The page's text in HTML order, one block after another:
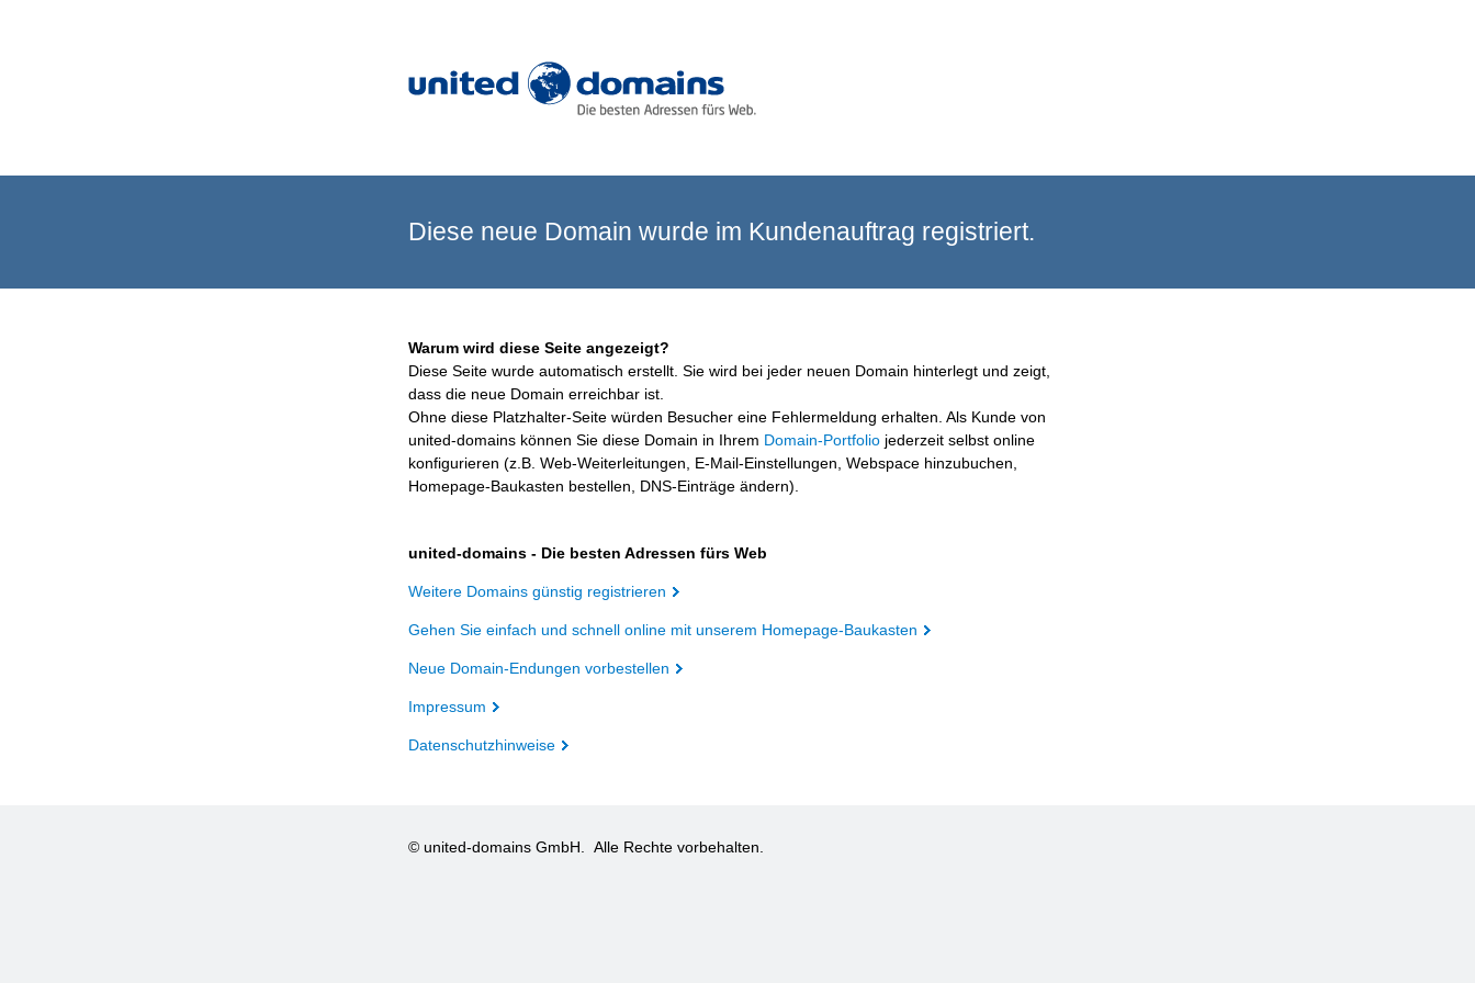
Diese neue Domain wurde im Kundenauftrag registriert.
Warum wird diese Seite angezeigt?
Diese Seite wurde automatisch erstellt. Sie wird bei jeder neuen Domain hinterlegt und zeigt,
dass die neue Domain erreichbar ist.
Ohne diese Platzhalter-Seite würden Besucher eine Fehlermeldung erhalten. Als Kunde von
united-domains können Sie diese Domain in Ihrem Domain-Portfolio jederzeit selbst online
konfigurieren (z.B. Web-Weiterleitungen, E-Mail-Einstellungen, Webspace hinzubuchen,
Homepage-Baukasten bestellen, DNS-Einträge ändern).
united-domains - Die besten Adressen fürs Web
Weitere Domains günstig registrieren
Gehen Sie einfach und schnell online mit unserem Homepage-Baukasten
Neue Domain-Endungen vorbestellen
Impressum
Datenschutzhinweise
© united-domains GmbH. Alle Rechte vorbehalten.